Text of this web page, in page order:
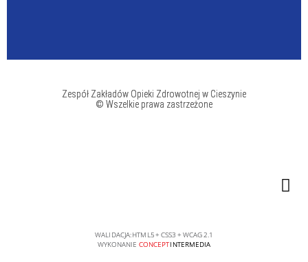
Zespół Zakładów Opieki Zdrowotnej w Cieszynie
© Wszelkie prawa zastrzeżone
WALIDACJA:HTML5+CSS3 +WCAG 2.1
WYKONANIE CONCEPTINTERMEDIA